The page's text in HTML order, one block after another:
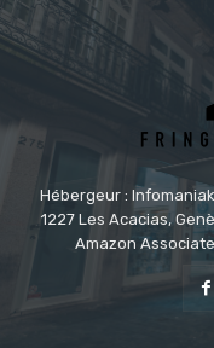
Hébergeur :
1227 Les Acacias,
Amazon